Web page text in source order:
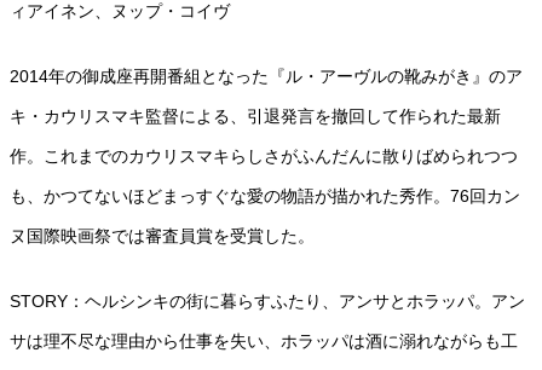
ィアイネン、ヌップ・コイヴ
2014年の御成座再開番組となった『ル・アーヴルの靴みがき』のア
キ・カウリスマキ監督による、引退発言を撤回して作られた最新
作。これまでのカウリスマキらしさがふんだんに散りばめられつつ
も、かつてないほどまっすぐな愛の物語が描かれた秀作。76回カン
ヌ国際映画祭では審査員賞を受賞した。
STORY：ヘルシンキの街に暮らすふたり、アンサとホラッパ。アン
サは理不尽な理由から仕事を失い、ホラッパは酒に溺れながらも工